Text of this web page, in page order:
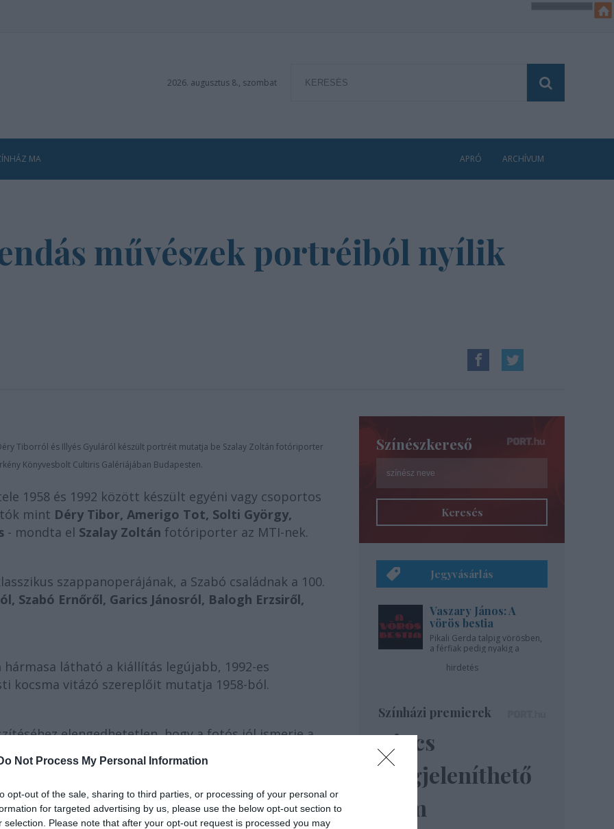
Not Process My Personal Information
opt-out of the sale, sharing to third parties, or processing of your personal or
for targeted advertising by us, please use the below opt-out section to
selection. Please note that after your opt-out request is processed you may
2026. augusztus 8., szombat
MA APRÓ ARCHÍVUM
művészek portréiból nyílik
Tiborról és Illyés Gyuláról készült portréit mutatja be Szalay Zoltán fotóriporter
Könyvesbolt Cultiris Galériájában Budapesten.
1958 és 1992 között készült egyéni vagy csoportos
mint Déry Tibor, Amerigo Tot, Solti György,
- mondta el Szalay Zoltán fotóriporter az MTI-nek.
szappanoperájának, a Szabó családnak a 100.
Szabó Ernőről, Garics Jánosról, Balogh Erzsiről,
hármasa látható a kiállítás legújabb, 1992-es
kocsma vitázó szereplőit mutatja 1958-ból.
elengedhetetlen, hogy a fotós jól ismerje a
is vissza kell adni a képen, amelyhez sok munkára és
Színészkereső
Keresés
Jegyvásárlás
Vaszary János: A
vörös bestia
Pikali Gerda talpig vörösben,
a férfiak pedig nyakig a
hirdetés
Színházi premierek
Nincs
megjeleníthető
elem